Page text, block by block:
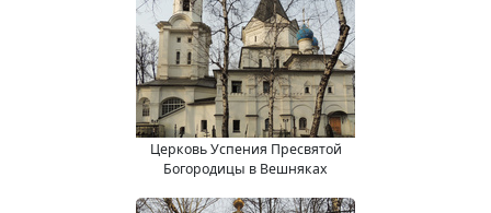
Церковь Успения Пресвятой
Богородицы в Вешняках